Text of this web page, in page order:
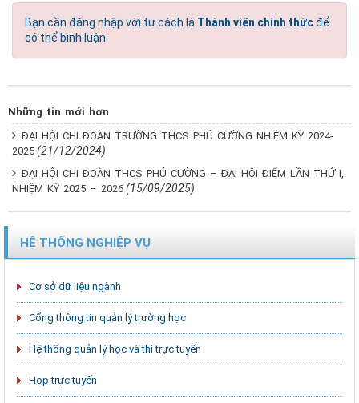
Bạn cần đăng nhập với tư cách là Thành viên chính thứcđể
có thể bình luận
Những tin mới hơn
ĐẠI HỘI CHI ĐOÀN TRƯỜNG THCS PHÚ CƯỜNG NHIỆM KỲ 2024-
2025 (21/12/2024)
ĐẠI HỘI CHI ĐOÀN THCS PHÚ CƯỜNG – ĐẠI HỘI ĐIỂM LẦN THỨ I,
NHIỆM KỲ 2025 – 2026 (15/09/2025)
HỆ THỐNG NGHIỆP VỤ
Cơ sở dữ liệu ngành
Cổng thông tin quản lý trường học
Hệ thống quản lý học và thi trực tuyến
Họp trực tuyến